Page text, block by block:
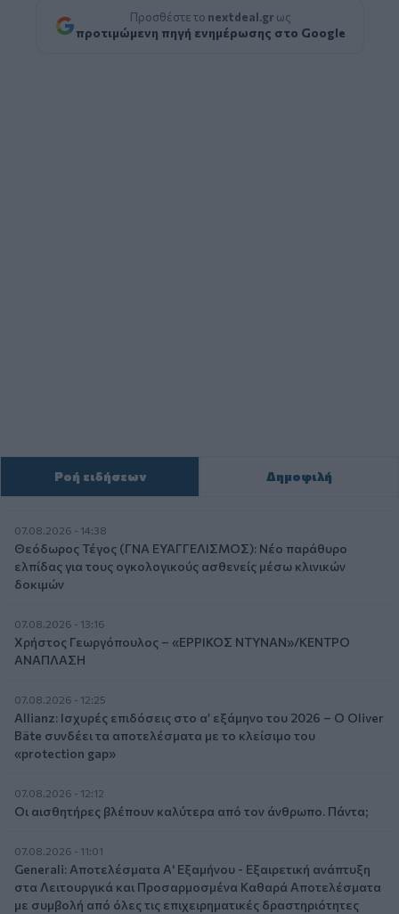
Προσθέστε το nextdeal.gr ως
προτιμώμενη πηγή ενημέρωσης στο Google
Ροή ειδήσεων Δημοφιλή
07.08.2026 - 14:38
Θεόδωρος Τέγος (ΓΝΑ ΕΥΑΓΓΕΛΙΣΜΟΣ): Νέο παράθυρο
ελπίδας για τους ογκολογικούς ασθενείς μέσω κλινικών
δοκιμών
07.08.2026 - 13:16
Χρήστος Γεωργόπουλος – «ΕΡΡΙΚΟΣ ΝΤΥΝΑΝ»/ΚΕΝΤΡΟ
ΑΝΑΠΛΑΣΗ
07.08.2026 - 12:25
Allianz: Ισχυρές επιδόσεις στο α’ εξάμηνο του 2026 – Ο Oliver
Bäte συνδέει τα αποτελέσματα με το κλείσιμο του
«protection gap»
07.08.2026 - 12:12
Οι αισθητήρες βλέπουν καλύτερα από τον άνθρωπο. Πάντα;
07.08.2026 - 11:01
Generali: Αποτελέσματα Α' Εξαμήνου - Εξαιρετική ανάπτυξη
στα Λειτουργικά και Προσαρμοσμένα Καθαρά Αποτελέσματα
με συμβολή από όλες τις επιχειρηματικές δραστηριότητες